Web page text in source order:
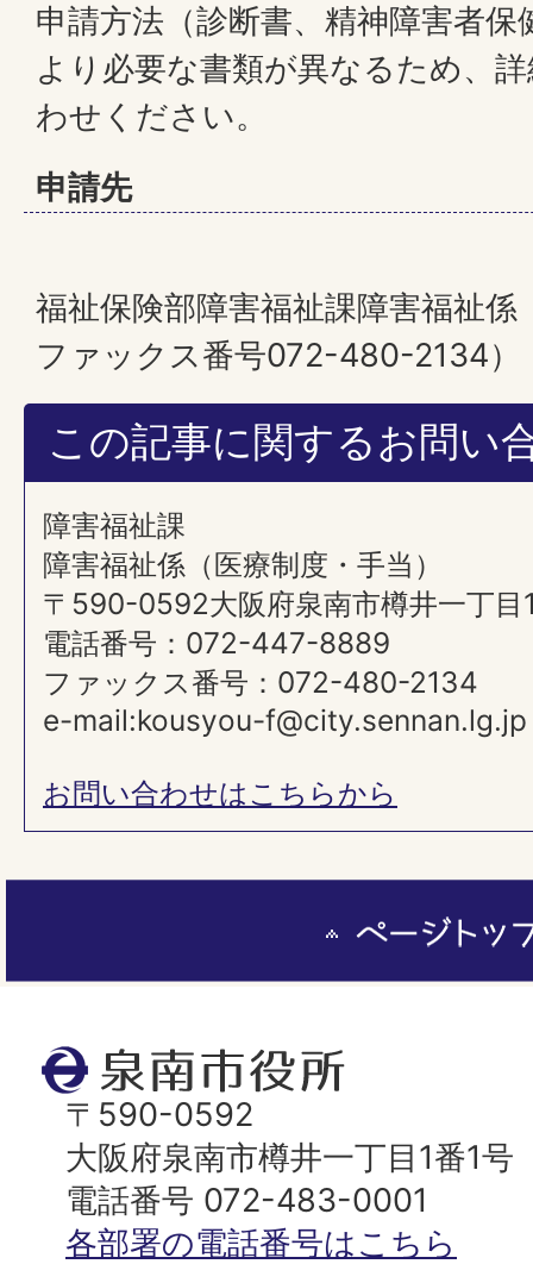
申請方法（診断書、精神障害者
より必要な書類が異なるため、
わせください。
申請先
福祉保険部障害福祉課障害福祉
ファックス番号072-480-2134）
この記事に関するお問い
障害福祉課
障害福祉係（医療制度・手当）
〒590-0592大阪府泉南市樽井一丁目
電話番号：072-447-8889
ファックス番号：072-480-2134
e-mail:kousyou-f@city.sennan.lg.jp
お問い合わせはこちらから
泉
南
市
役
所
〒590-0592
大阪府泉南市樽井一丁目1番1号
電話番号 072-483-0001
各部署の電話番号はこちら